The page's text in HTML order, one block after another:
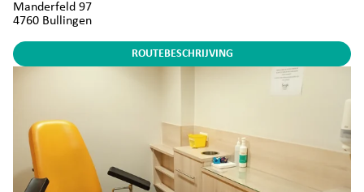
NL
Manderfeld 97
4760 Bullingen
ROUTEBESCHRIJVING